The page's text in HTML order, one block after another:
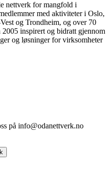
nettverk for mangfold i
med aktiviteter i Oslo,
og Trondheim, og over 70
inspirert og bidratt gjennom
og løsninger for virksomheter
på info@odanettverk.no